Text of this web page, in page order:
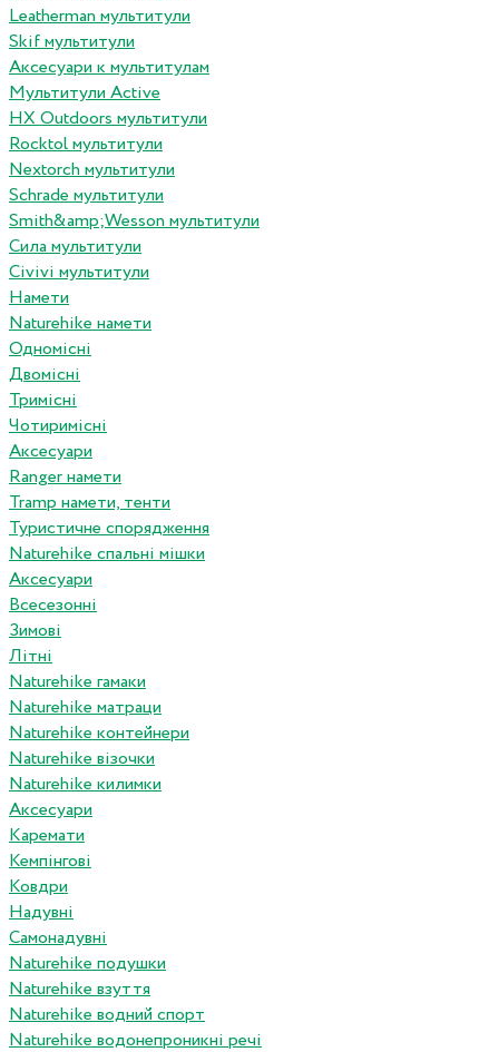
Leatherman мультитули
Skif мультитули
Аксесуари к мультитулам
Мультитули Active
HX Outdoors мультитули
Rocktol мультитули
Nextorch мультитули
Schrade мультитули
Smith&amp;Wesson мультитули
Сила мультитули
Civivi мультитули
Намети
Naturehike намети
Одномісні
Двомісні
Тримісні
Чотиримісні
Аксесуари
Ranger намети
Tramp намети, тенти
Туристичне спорядження
Naturehike спальні мішки
Аксесуари
Всесезонні
Зимові
Літні
Naturehike гамаки
Naturehike матраци
Naturehike контейнери
Naturehike візочки
Naturehike килимки
Аксесуари
Каремати
Кемпінгові
Ковдри
Надувні
Самонадувні
Naturehike подушки
Naturehike взуття
Naturehike водний спорт
Naturehike водонепроникні речі